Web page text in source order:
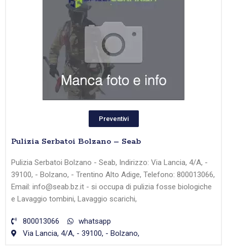
Preventivi
Pulizia Serbatoi Bolzano – Seab
Pulizia Serbatoi Bolzano - Seab, Indirizzo: Via Lancia, 4/A, -
39100, - Bolzano, - Trentino Alto Adige, Telefono: 800013066,
Email: info@seab.bz.it - si occupa di pulizia fosse biologiche
e Lavaggio tombini, Lavaggio scarichi,
800013066
whatsapp
Via Lancia, 4/A, - 39100, - Bolzano,